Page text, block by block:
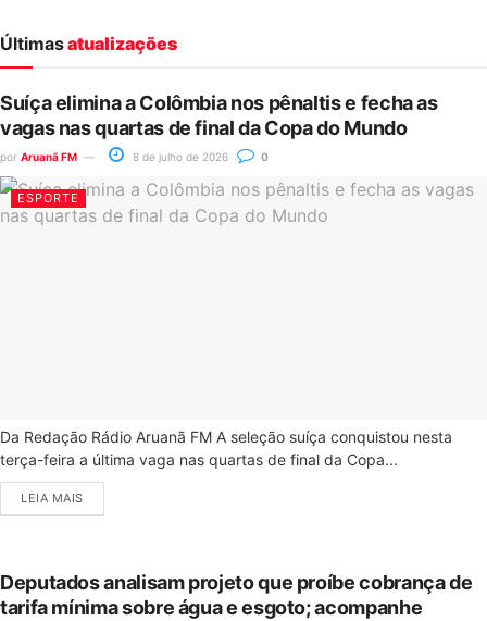
Últimasatualizações
Suíça elimina a Colômbia nos pênaltis e fecha as
vagas nas quartas de final da Copa do Mundo
por Aruanã FM 8 de julho de 2026 0
ESPORTE
Da Redação Rádio Aruanã FM A seleção suíça conquistou nesta
terça-feira a última vaga nas quartas de final da Copa...
LEIA MAIS
Deputados analisam projeto que proíbe cobrança de
tarifa mínima sobre água e esgoto; acompanhe